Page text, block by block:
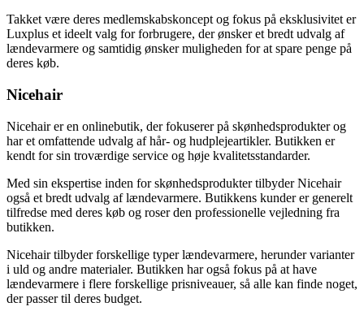
Takket være deres medlemskabskoncept og fokus på eksklusivitet er
Luxplus et ideelt valg for forbrugere, der ønsker et bredt udvalg af
lændevarmere og samtidig ønsker muligheden for at spare penge på
deres køb.
Nicehair
Nicehair er en onlinebutik, der fokuserer på skønhedsprodukter og
har et omfattende udvalg af hår- og hudplejeartikler. Butikken er
kendt for sin troværdige service og høje kvalitetsstandarder.
Med sin ekspertise inden for skønhedsprodukter tilbyder Nicehair
også et bredt udvalg af lændevarmere. Butikkens kunder er generelt
tilfredse med deres køb og roser den professionelle vejledning fra
butikken.
Nicehair tilbyder forskellige typer lændevarmere, herunder varianter
i uld og andre materialer. Butikken har også fokus på at have
lændevarmere i flere forskellige prisniveauer, så alle kan finde noget,
der passer til deres budget.